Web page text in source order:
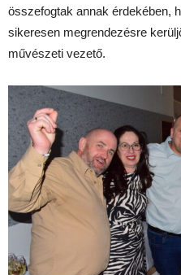
összefogtak annak érdekében,
sikeresen megrendezésre
művészeti vezető.